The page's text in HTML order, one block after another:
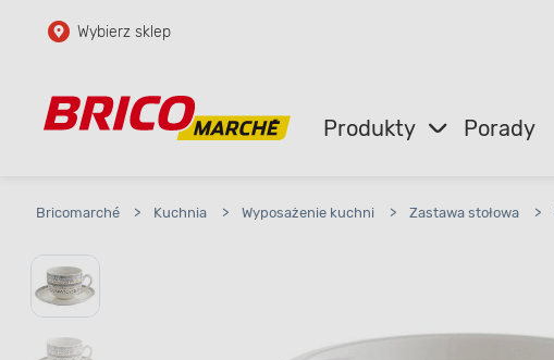
Przejdź do głównej zawartości
Przejdź do wyszukiwarki
Wybierz sklep
Produkty Porady
Bricomarché > Kuchnia > Wyposażenie kuchni > Zastawa stołowa >